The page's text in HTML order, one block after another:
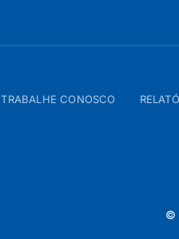
TRABALHE CONOSCO
©